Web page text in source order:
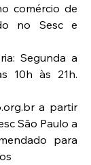
comércio de
no Sesc e
Segunda a
10h às 21h.
a partir
São Paulo a
para